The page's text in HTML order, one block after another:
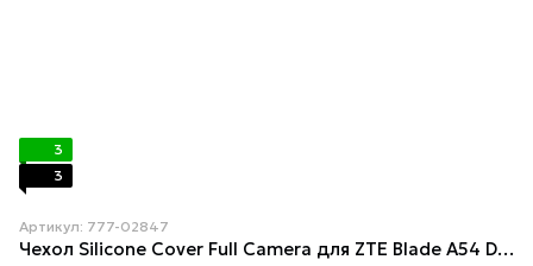
3
3
Артикул: 777-02847
Чехол Silicone Cover Full Camera для ZTE Blade A54 Dark Blue